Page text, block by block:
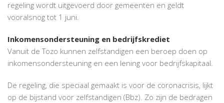
regeling wordt uitgevoerd door gemeenten en geldt
vooralsnog tot 1 juni.
Inkomensondersteuning en bedrijfskrediet
Vanuit de Tozo kunnen zelfstandigen een beroep doen op
inkomensondersteuning en een lening voor bedrijfskapitaal.
De regeling, die speciaal gemaakt is voor de coronacrisis, lijkt
op de bijstand voor zelfstandigen (Bbz). Zo zijn de bedragen